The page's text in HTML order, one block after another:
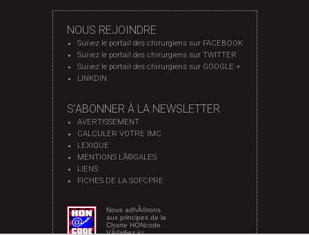
NOUS REJOINDRE
Suivez le portail des chirurgiens sur FACEBOOK
Suivez le portail des chirurgiens sur TWITTER
Suivez le portail des chirurgiens sur GOOGLE +
LINKDIN
S'ABONNER À LA NEWSLETTER
AVERTISSEMENT
CALCULER VOTRE IMC
LEXIQUE
MENTIONS LÃ©GALES
LIENS
FICHES DE LA SOFCPRE
Nous adhÃ©rons
aux principes de la
Charte HONcode
VÃ©rifiez ici